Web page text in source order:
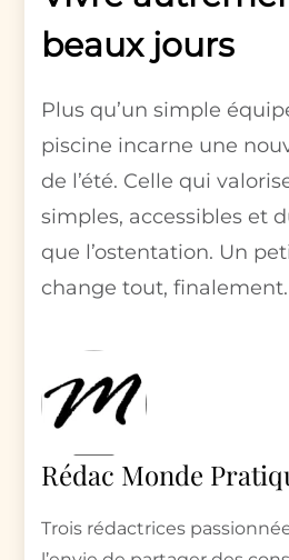
beaux jours
Plus qu’un simple
piscine incarne une
de l’été. Celle qui
simples, accessibles et
que l’ostentation. Un
change tout, finalement.
Rédac Monde
Trois rédactrices